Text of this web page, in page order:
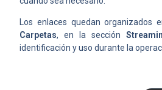
Los enlaces quedan organizados
Carpetas, en la sección
identificación y uso durante la